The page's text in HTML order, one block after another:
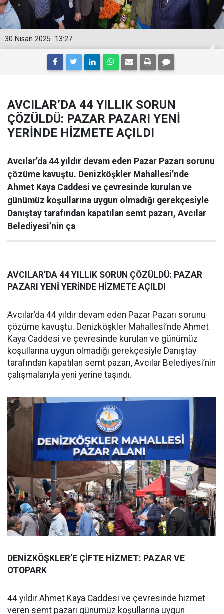
13:27
30 Nisan 2025
AVCILAR’DA 44 YILLIK SORUN
ÇÖZÜLDÜ: PAZAR PAZARI YENİ
YERİNDE HİZMETE AÇILDI
Avcılar’da 44 yıldır devam eden Pazar Pazarı sorunu
çözüme kavuştu. Denizköşkler Mahallesi’nde
Ahmet Kaya Caddesi ve çevresinde kurulan ve
günümüz koşullarına uygun olmadığı gerekçesiyle
Danıştay tarafından kapatılan semt pazarı, Avcılar
Belediyesi’nin ça
AVCILAR’DA 44 YILLIK SORUN ÇÖZÜLDÜ: PAZAR
PAZARI YENİ YERİNDE HİZMETE AÇILDI
Avcılar’da 44 yıldır devam eden Pazar Pazarı sorunu
çözüme kavuştu. Denizköşkler Mahallesi’nde Ahmet
Kaya Caddesi ve çevresinde kurulan ve günümüz
koşullarına uygun olmadığı gerekçesiyle Danıştay
tarafından kapatılan semt pazarı, Avcılar Belediyesi’nin
çalışmalarıyla yeni yerine taşındı.
DENİZKÖŞKLER’E ÇİFTE HİZMET: PAZAR VE
OTOPARK
44 yıldır Ahmet Kaya Caddesi ve çevresinde hizmet
veren semt pazarı günümüz koşullarına uygun